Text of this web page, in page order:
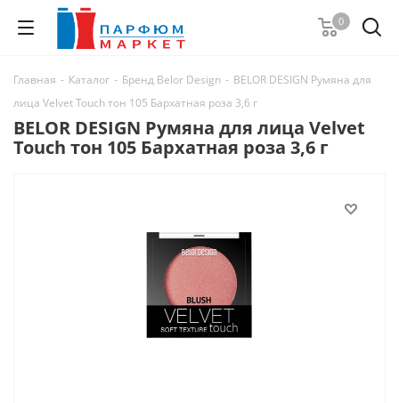
0
Главная - Каталог - Бренд Belor Design - BELOR DESIGN Румяна для
лица Velvet Touch тон 105 Бархатная роза 3,6 г
BELOR DESIGN Румяна для лица Velvet
Touch тон 105 Бархатная роза 3,6 г